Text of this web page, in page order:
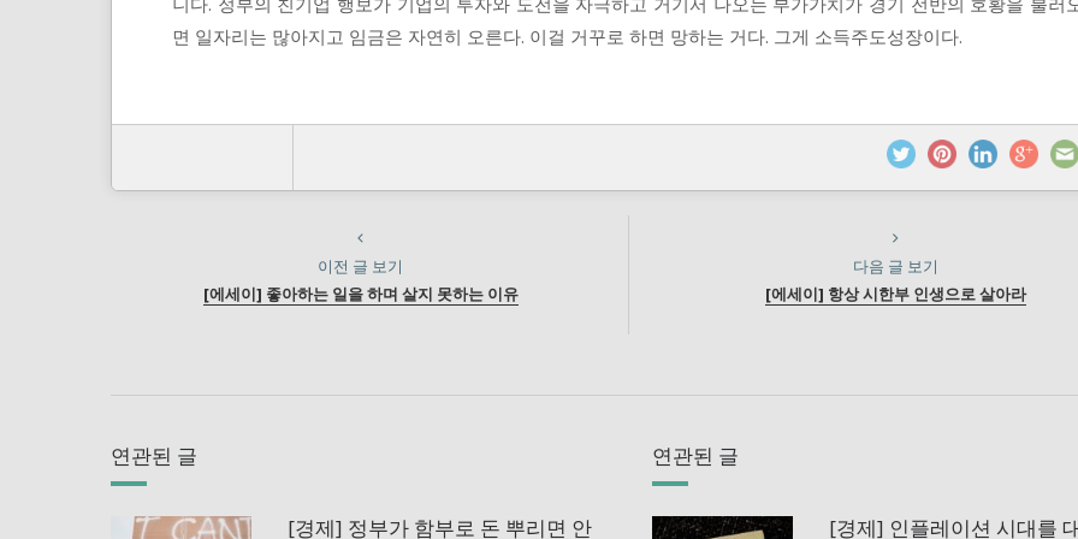
면 일자리는 많아지고 임금은 자연히 오른다. 이걸 거꾸로 하면 망하는 거다. 그게 소득주도성장이다.
이전 글 보기
[에세이] 좋아하는 일을 하며 살지 못하는 이유
다음 글 보기
[에세이] 항상 시한부 인생으로 살아라
연관된 글
[경제] 정부가 함부로 돈 뿌리면 안
연관된 글
[경제] 인플레이션 시대를